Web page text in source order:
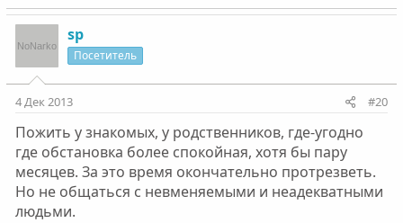
sp
Посетитель
4 Дек 2013 #20
Пожить у знакомых, у родственников, где-угодно
где обстановка более спокойная, хотя бы пару
месяцев. За это время окончательно протрезветь.
Но не общаться с невменяемыми и неадекватными
людьми.